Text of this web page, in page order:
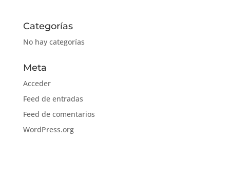
Categorías
No hay categorías
Meta
Acceder
Feed de entradas
Feed de comentarios
WordPress.org